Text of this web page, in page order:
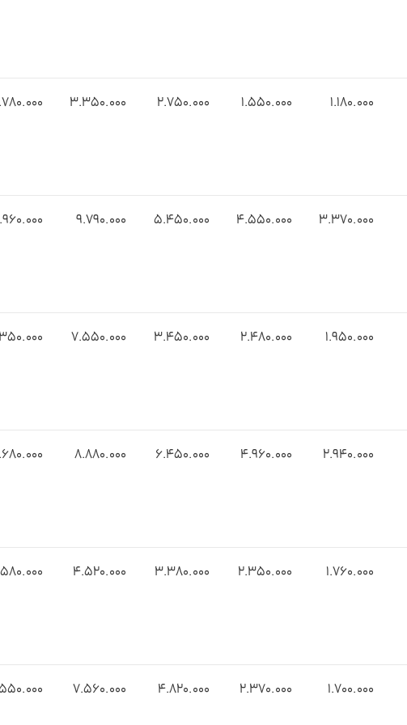
۱.۱۸0.000 ۱.۵۵0.000 2.۷۵0.000 3.۳۵0.000
3.۳۷0.000 ۴.۵۵0.000 5.4۵0.000 9.۷۹0.000
1.9۵0.000 2.۴۸0.000 3.4۵0.000 7.۵۵0.000
2.9۴0.000 4.9۶0.000 ۶.4۵0.000 ۸.8۸0.000
1.۷۶0.000 ۲.۳۵0.000 ۳.۳۸0.000 4.۵۲0.000
۱.۷00.000 2.۳۷0.000 4.۸۲0.000 7.۵۶0.000